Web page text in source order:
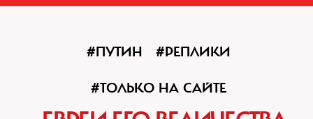
#ПУТИН #РЕПЛИКИ
#ТОЛЬКО НА САЙТЕ